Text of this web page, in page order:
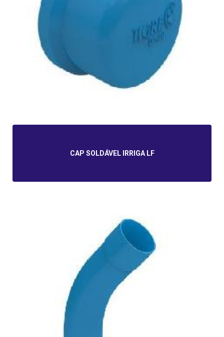
CAP SOLDÁVEL IRRIGA LF